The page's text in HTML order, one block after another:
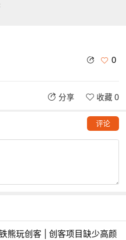
0
分享 收藏 0
评论
熊玩创客 | 创客项目缺少高颜